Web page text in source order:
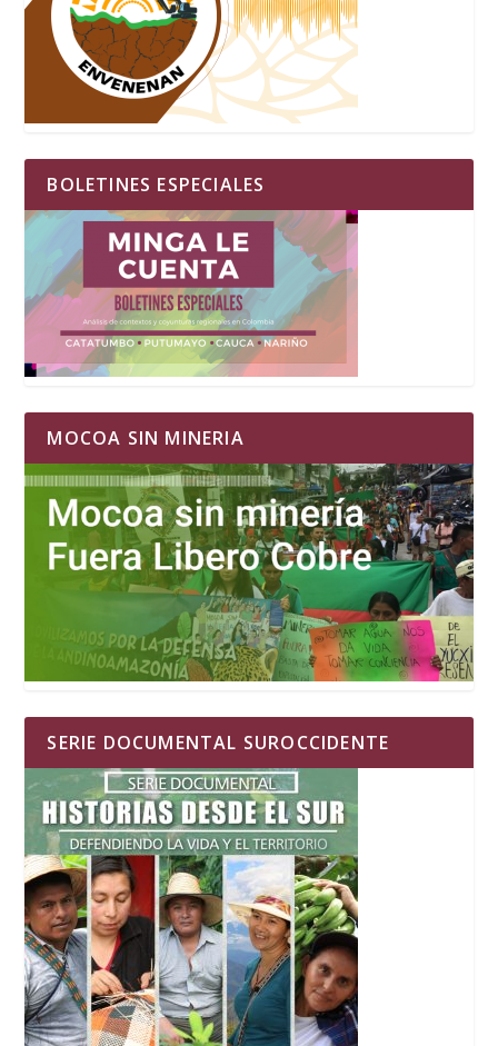
BOLETINES ESPECIALES
MOCOA SIN MINERIA
SERIE DOCUMENTAL SUROCCIDENTE